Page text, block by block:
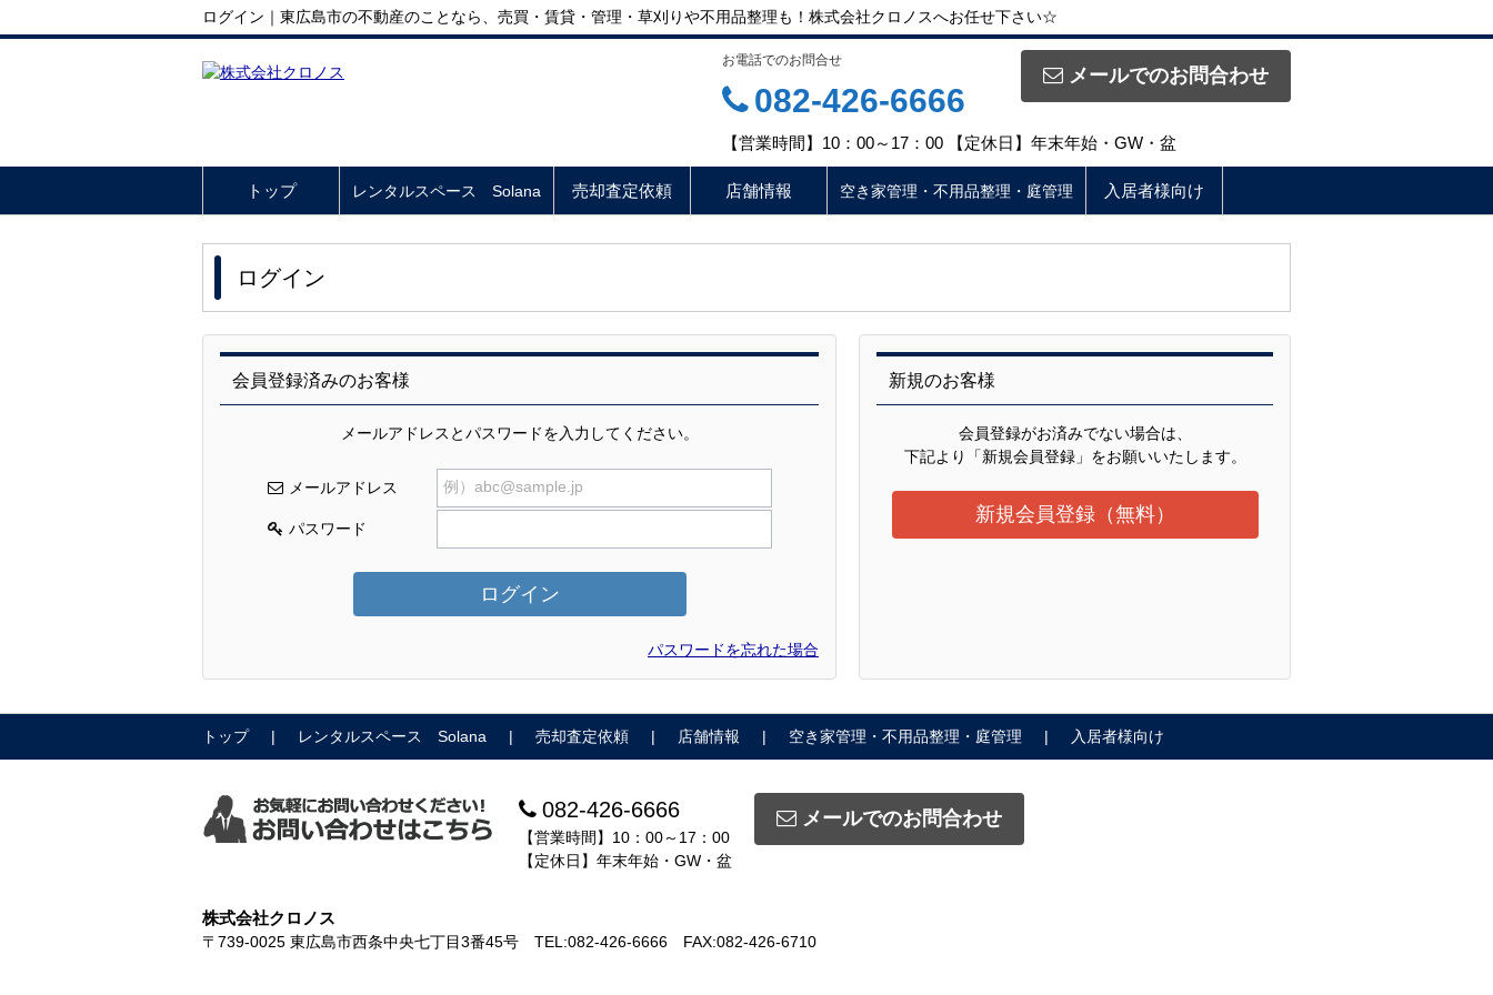
ログイン｜東広島市の不動産のことなら、売買・賃貸・管理・草刈りや不用品整理も！株式会社クロノスへお任せ下さい☆
メールでのお問合わせ
お電話でのお問合せ
082-426-6666
【営業時間】10：00～17：00 【定休日】年末年始・GW・盆
トップ レンタルスペース Solana 売却査定依頼 店舗情報 空き家管理・不用品整理・庭管理 入居者様向け
ログイン
会員登録済みのお客様
メールアドレスとパスワードを入力してください。
メールアドレス 例）abc@sample.jp
パスワード
ログイン
パスワードを忘れた場合
新規のお客様
会員登録がお済みでない場合は、
下記より「新規会員登録」をお願いいたします。
新規会員登録（無料）
トップ レンタルスペース Solana 売却査定依頼 店舗情報 空き家管理・不用品整理・庭管理 入居者様向け
082-426-6666
【営業時間】10：00～17：00
【定休日】年末年始・GW・盆
メールでのお問合わせ
株式会社クロノス
〒739-0025 東広島市西条中央七丁目3番45号 TEL:082-426-6666 FAX:082-426-6710